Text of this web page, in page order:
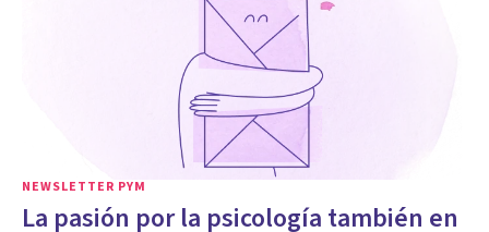
NEWSLETTER PYM
La pasión por la psicología también en